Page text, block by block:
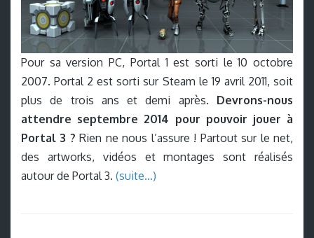
Pour sa version PC, Portal 1 est sorti le 10 octobre
2007. Portal 2 est sorti sur Steam le 19 avril 2011, soit
plus de trois ans et demi après. Devrons-nous
attendre septembre 2014 pour pouvoir jouer à
Portal 3 ? Rien ne nous l’assure ! Partout sur le net,
des artworks, vidéos et montages sont réalisés
autour de Portal 3. (suite…)